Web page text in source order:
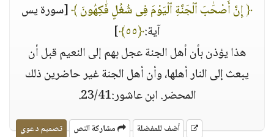
﴿ إِنَّ أَصْحَٰبَ ٱلْجَنَّةِ ٱلْيَوْمَ فِى شُغُلٍ فَٰكِهُونَ ﴾[سورة يس
آية:﴿٥٥﴾
]
هذا يؤذن بأن أهل الجنة عجل بهم إلى النعيم قبل أن
يبعث إلى النار أهلها، وأن أهل الجنة غير حاضرين ذلك
المحضر. ابن عاشور:23/41.
أضف للمفضلة مشاركة النص تصميم دعوي